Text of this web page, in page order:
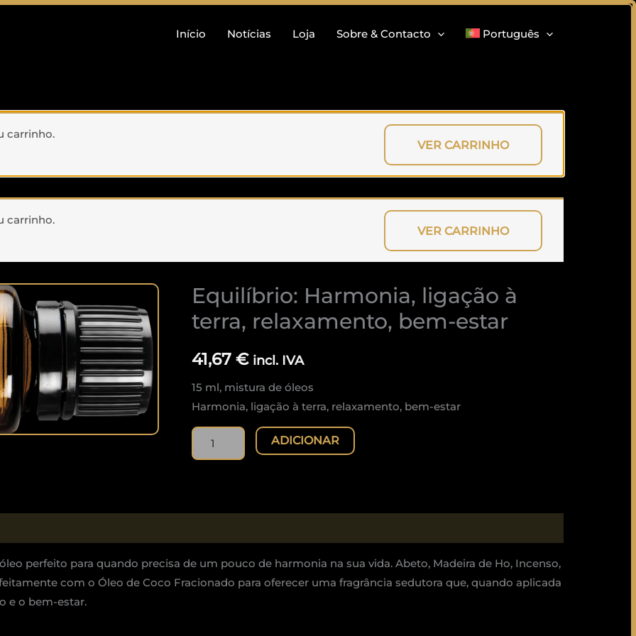
Início Notícias Loja Sobre & Contacto Português
carrinho.
VER CARRINHO
carrinho.
VER CARRINHO
Equilíbrio: Harmonia, ligação à
terra, relaxamento, bem-estar
41,67 € incl. IVA
15 ml, mistura de óleos
Harmonia, ligação à terra, relaxamento, bem-estar
Quantidade
de
Equilíbrio:
Harmonia,
ligação
à
terra,
relaxamento,
bem-
estar
ADICIONAR
perfeito para quando precisa de um pouco de harmonia na sua vida. Abeto, Madeira de Ho, Incenso,
com o Óleo de Coco Fracionado para oferecer uma fragrância sedutora que, quando aplicada
e o bem-estar.